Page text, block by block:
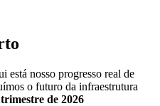
está nosso progresso real de
o futuro da infraestrutura
de 2026